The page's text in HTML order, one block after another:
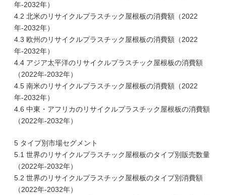
年-2032年）
4.2 北米のリサイクルプラスチック屋根板の消費額（2022
年-2032年）
4.3 欧州のリサイクルプラスチック屋根板の消費額（2022
年-2032年）
4.4 アジア太平洋のリサイクルプラスチック屋根板の消費額
（2022年-2032年）
4.5 南米のリサイクルプラスチック屋根板の消費額（2022
年-2032年）
4.6 中東・アフリカのリサイクルプラスチック屋根板の消費額
（2022年-2032年）
5 タイプ別市場セグメント
5.1 世界のリサイクルプラスチック屋根板のタイプ別販売数量
（2022年-2032年）
5.2 世界のリサイクルプラスチック屋根板のタイプ別消費額
（2022年-2032年）